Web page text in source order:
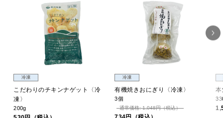
冷凍
こだわりのチキンナゲット〈冷
凍〉
200g
冷凍
有機焼きおにぎり〈冷凍〉
3個
通常価格: 1,048円（税込）